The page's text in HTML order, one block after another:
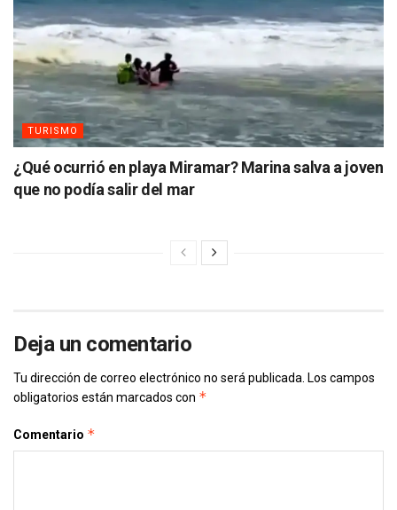
TURISMO
¿Qué ocurrió en playa Miramar? Marina salva a joven
que no podía salir del mar
Deja un comentario
Tu dirección de correo electrónico no será publicada. Los campos
obligatorios están marcados con *
Comentario *